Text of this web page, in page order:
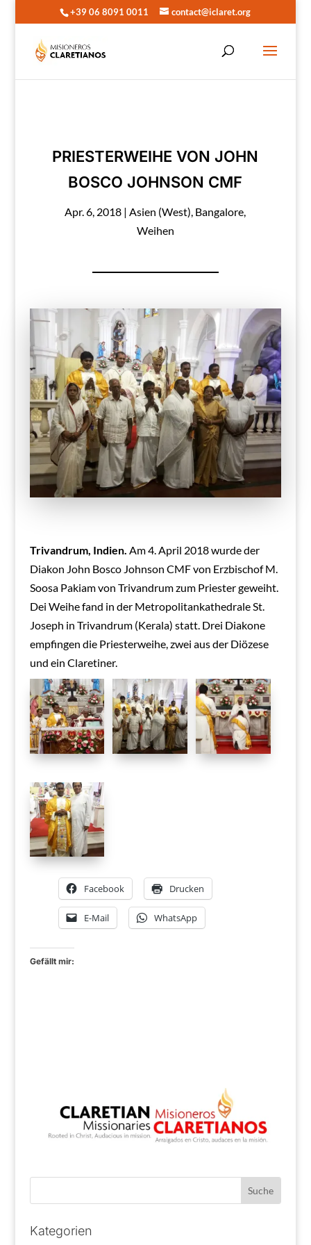
+39 06 8091 0011 contact@iclaret.org
PRIESTERWEIHE VON JOHN
BOSCO JOHNSON CMF
Apr. 6, 2018 |Asien (West), Bangalore,
Weihen
Trivandrum, Indien. Am 4. April 2018 wurde der
Diakon John Bosco Johnson CMF von Erzbischof M.
Soosa Pakiam von Trivandrum zum Priester geweiht.
Dei Weihe fand in der Metropolitankathedrale St.
Joseph in Trivandrum (Kerala) statt. Drei Diakone
empfingen die Priesterweihe, zwei aus der Diözese
und ein Claretiner.
Facebook Drucken
E-Mail WhatsApp
Gefällt mir:
Kategorien